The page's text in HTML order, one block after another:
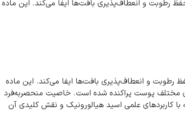
رطوبت و انعطاف‌پذیری بافت‌ها ایفا می‌کند. این ماده
رطوبت و انعطاف‌پذیری بافت‌ها ایفا می‌کند. این ماده
مختلف پوست پراکنده شده است. خاصیت منحصربه‌فرد
کاربردهای علمی اسید هیالورونیک و نقش کلیدی آن